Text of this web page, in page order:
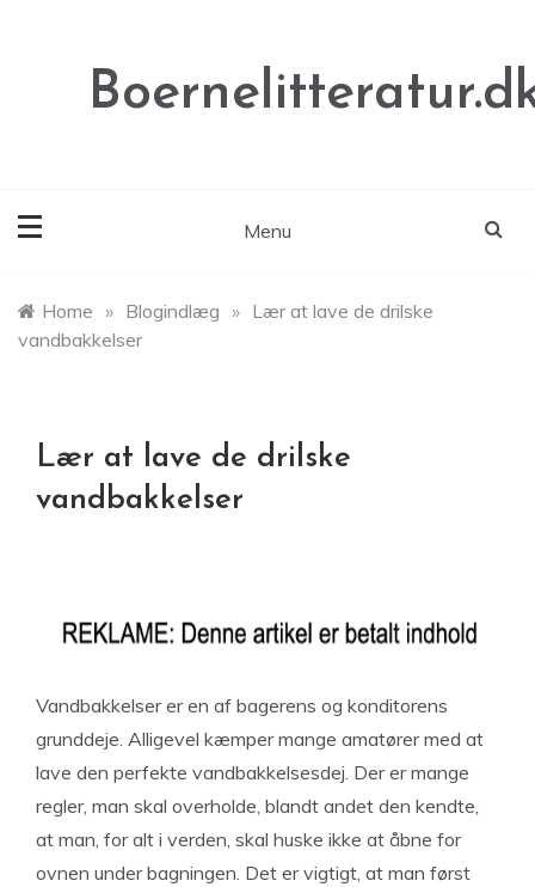
Menu
Home » Blogindlæg » Lær at lave de drilske
vandbakkelser
Lær at lave de drilske
vandbakkelser
Vandbakkelser er en af bagerens og konditorens
grunddeje. Alligevel kæmper mange amatører med at
lave den perfekte vandbakkelsesdej. Der er mange
regler, man skal overholde, blandt andet den kendte,
at man, for alt i verden, skal huske ikke at åbne for
ovnen under bagningen. Det er vigtigt, at man først